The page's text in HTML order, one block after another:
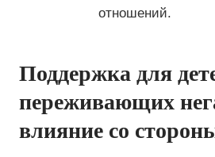
отношений.
Поддержка для
переживающих
влияние со